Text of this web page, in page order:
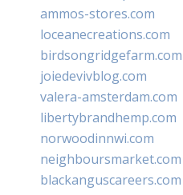
ammos-stores.com
loceanecreations.com
birdsongridgefarm.com
joiedevivblog.com
valera-amsterdam.com
libertybrandhemp.com
norwoodinnwi.com
neighboursmarket.com
blackanguscareers.com